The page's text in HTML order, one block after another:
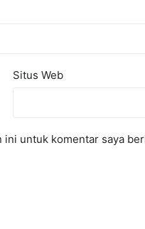
Situs Web
ini untuk komentar saya